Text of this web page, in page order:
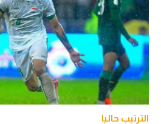
الترتيب حاليا